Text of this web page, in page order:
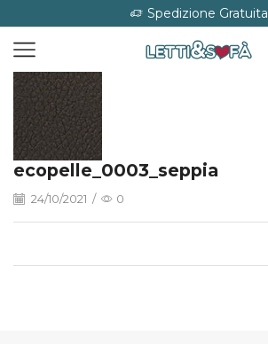
Spedizione Gratuita
ecopelle_0003_seppia
24/10/2021 / 0